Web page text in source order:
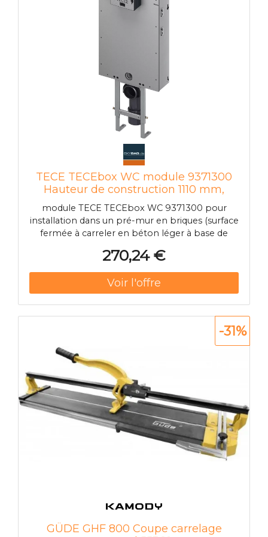
TECE TECEbox WC module 9371300
Hauteur de construction 1110 mm,
adapté au carrelage, avec réservoir,
commande frontale
module TECE TECEbox WC 9371300 pour
installation dans un pré-mur en briques (surface
fermée à carreler en béton léger à base de
déclenchement frontal : réservoir de sécurité
en plastique résistant aux chocs testé selon EN
14055 Réservoir entièrement pré-assemblé et
scellé Raccord de réservoir avec filetage
extérieur R 2000 / 801 sur le côté compatible
réservoir de 10 litres Volume de chasse standard
préréglé de 6 l 4 5/7 Volume de chasse 5/9 l
réglable 3 l chasse partielle avec technologie
double chasse Le volume résiduel peut être
utilisé pour un nettoyage immédiat
Condensation isolée pour TECE - Plaques de
déclenchement pour WC et WC Peut être
utilisé comme réservoir simple ou double
chasse plaque de commande "easy fit" Le
tunnel d'installation pour l'ouverture de service
peut être raccourci sans Outils vanne de
Distance de fixation 180 ou 230 mm coude WC
DN 90 avec adaptateur de transition DN 90/100
270,24 €
GÜDE GHF 800 Coupe carrelage
-31%